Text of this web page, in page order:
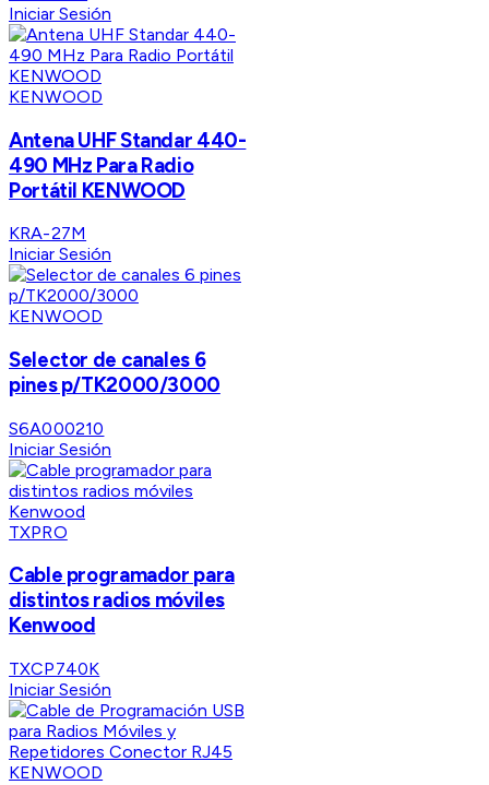
Iniciar Sesión
KENWOOD
Antena UHF Standar 440-
490 MHz Para Radio
Portátil KENWOOD
KRA-27M
Iniciar Sesión
KENWOOD
Selector de canales 6
pines p/TK2000/3000
S6A000210
Iniciar Sesión
TXPRO
Cable programador para
distintos radios móviles
Kenwood
TXCP740K
Iniciar Sesión
KENWOOD